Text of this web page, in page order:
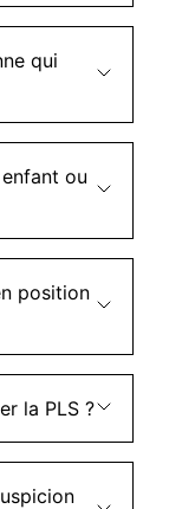
qui
ou
position
la PLS ?